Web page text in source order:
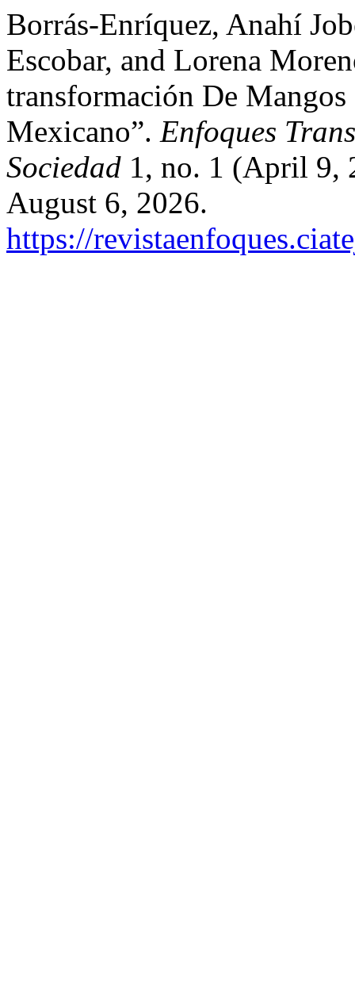
Borrás-Enríquez, Anahí
Escobar, and Lorena
transformación De
Mexicano”. Enfoques
Sociedad 1, no. 1 (April 9,
August 6, 2026.
https://